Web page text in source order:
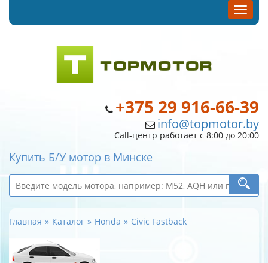
+375 29 916-66-39
info@topmotor.by
Call-центр работает с 8:00 до 20:00
Купить Б/У мотор в Минске
Главная Каталог Honda Civic Fastback